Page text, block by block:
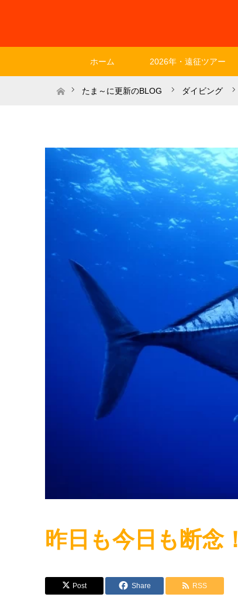
ホーム 2026年・遠征ツアー
ホームたま～に更新のBLOG ダイビング
昨日も今日も断念！
Post Share RSS